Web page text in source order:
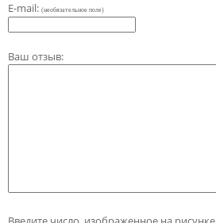
E-mail: (необязательное поле)
Ваш отзыв: